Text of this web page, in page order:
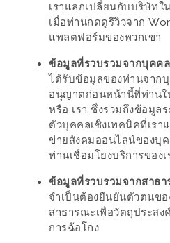
เพลิน
HFG
E-
NEWS
GAME
(SABAI
SEAFOOD)
HOMEPRO
FAIR
2017
เชียงใหม่
เราแลกเปลี่ยนกับบริษัทใ
เมื่อท่านกดดูรีวิวจาก
แพลตฟอร์มของพวกเขา
ข้อมูลที่รวบรวมจากบุคค
ได้รับข้อมูลของท่านจาก
อนุญาตก่อนหน้านี้ที่ท่าน
หรือ เรา ซึ่งรวมถึงข้อมู
ตัวบุคคลเชิงเทคนิคที่เรา
ข่ายสังคมออนไลน์ของบุ
ท่านเชื่อมโยงบริการของ
ข้อมูลที่รวบรวมจากสาธ
จำเป็นต้องยืนยันตัวตนข
สาธารณะเพื่อวัตถุประสง
การฉ้อโกง